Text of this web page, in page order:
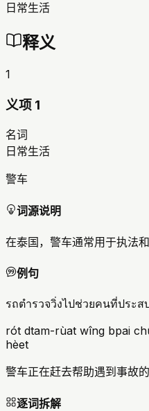
日常生活
释义
1
义项 1
名词
日常生活
警车
词源说明
在泰国，警车通常用于执法
例句
รถตำรวจวิ่งไปช่วยคนที่ประส
rót dtam-rùat wîng bpai
hèet
警车正在赶去帮助遇到事故的
逐词拆解